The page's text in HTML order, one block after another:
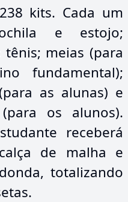
kits. Cada um
e estojo;
meias (para
fundamental);
as alunas) e
os alunos).
receberá
de malha e
totalizando